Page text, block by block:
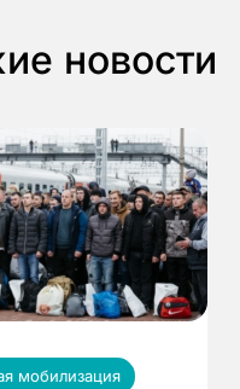
новости
мобилизация